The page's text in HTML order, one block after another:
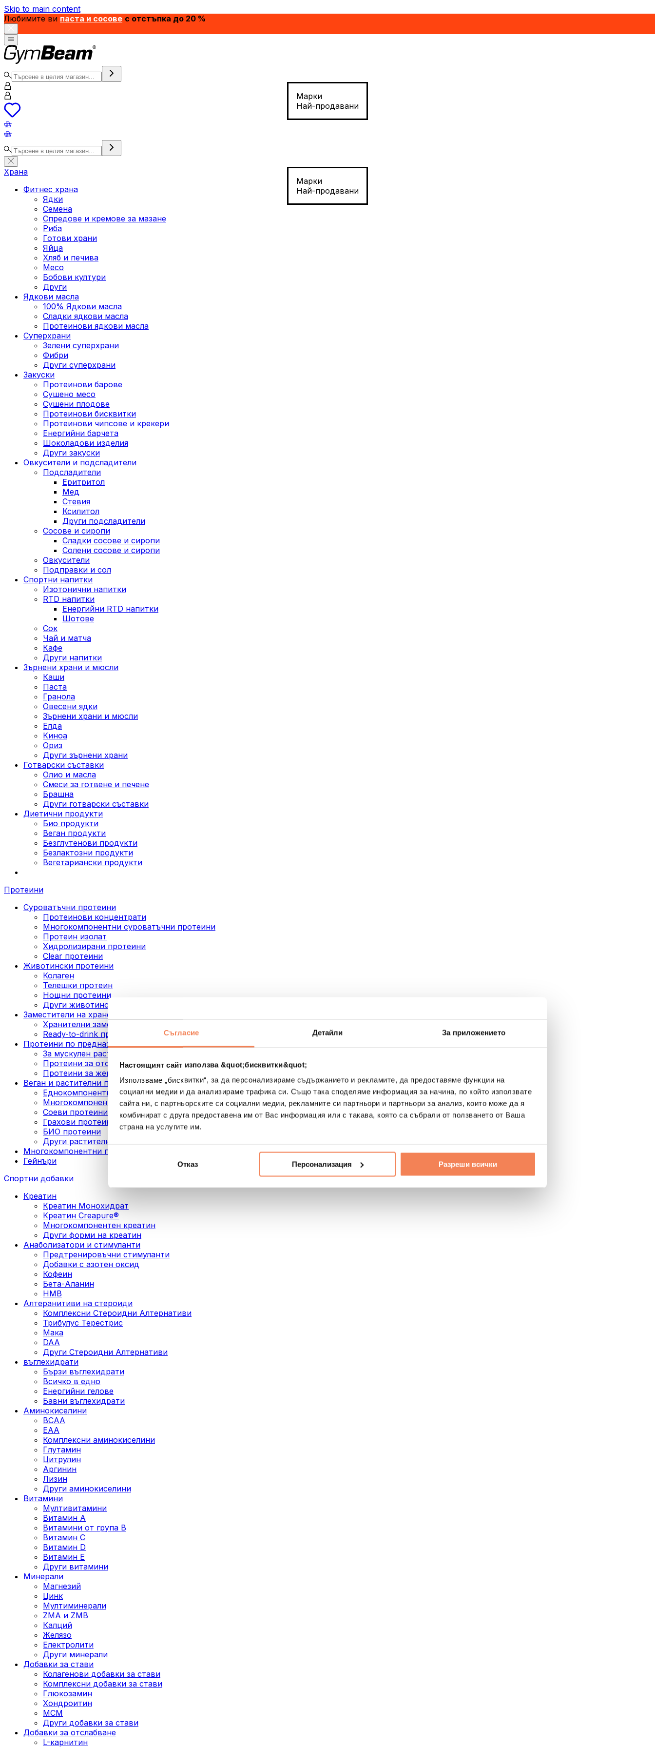
Съгласие Детайли За приложението
Настоящият сайт използва &quot;бисквитки&quot;
Използваме „бисквитки“, за да персонализираме съдържанието и рекламите, да предоставяме функции на
социални медии и да анализираме трафика си. Също така споделяме информация за начина, по който използвате
сайта ни, с партньорските си социални медии, рекламните си партньори и партньори за анализ, които може да я
комбинират с друга предоставена им от Вас информация или с такава, която са събрали от ползването от Ваша
страна на услугите им.
Отказ Персонализация Разреши всички
Skip to main content
Любимите ви паста и сосове с отстъпка до 20 %
Марки
Най-продавани
Марки
Най-продавани
Храна
Фитнес храна
Ядки
Семена
Спредове и кремове за мазане
Риба
Готови храни
Яйца
Хляб и печива
Месо
Бобови култури
Други
Ядкови масла
100% Ядкови масла
Сладки ядкови масла
Протеинови ядкови масла
Суперхрани
Зелени суперхрани
Фибри
Други суперхрани
3акуски
Протеинови бaрове
Сушено месо
Сушени плодове
Протеинови бисквитки
Протеинови чипсове и крекери
Енергийни барчета
Шоколадови изделия
Други закуски
Овкусители и подсладители
Подсладители
Еритритол
Мед
Стевия
Ксилитол
Други подсладители
Сосове и сиропи
Сладки сосове и сиропи
Солени сосове и сиропи
Овкусители
Подправки и сол
Спортни напитки
Изотонични напитки
RTD напитки
Енергийни RTD напитки
Шотове
Сок
Чай и матча
Кафе
Други напитки
Зърнени храни и мюсли
Каши
Паста
Гранола
Овесени ядки
Зърнени храни и мюсли
Елда
Киноа
Ориз
Други зърнени храни
Готварски съставки
Олио и масла
Смеси за готвене и печене
Брашна
Други готварски съставки
Диетични продукти
Био продукти
Веган продукти
Безглутенови продукти
Безлактозни продукти
Вегетариански продукти
Протеини
Суроватъчни протеини
Протеинови концентрати
Многокомпонентни суроватъчни протеини
Протеин изолат
Хидролизирани протеини
Clear протеини
Животински протеини
Колаген
Телешки протеин
Нощни протеини
Други животински протеини
Заместители на хранене
Хранителни заместители под формата на прах
Ready-to-drink протеинови напитки
Протеини по предназначение
За мускулен растеж
Протеини за отслабване
Протеини за жени
Веган и растителни протеини
Еднокомпонентни веган протеини
Многокомпонентни веган протеини
Соеви протеини
Грахови протеини
БИО протеини
Други растителни протеини
Многокомпонентни протеини
Гейнъри
Спортни добавки
Креатин
Креатин Монохидрат
Креатин Creapure®
Многокомпонентен креатин
Други форми на креатин
Анаболизатори и стимуланти
Предтренировъчни стимуланти
Добавки с азотен оксид
Кофеин
Бета-Аланин
HMB
Алтеранитиви на стероиди
Комплексни Стероидни Алтернативи
Трибулус Терестрис
Maка
DAA
Други Стероидни Алтернативи
въглехидрати
Бързи въглехидрати
Всичко в едно
Енергийни гелове
Бавни въглехидрати
Аминокиселини
BCAA
EAA
Комплексни аминокиселини
Глутамин
Цитрулин
Аргинин
Лизин
Други аминокиселини
Витамини
Мултивитамини
Витамин А
Витамини от група B
Витамин C
Витамин D
Витамин E
Други витамини
Минерали
Магнезий
Цинк
Мултиминерали
ZMA и ZMB
Калций
Желязо
Електролити
Други минерали
Добавки за стави
Колагенови добавки за стави
Комплексни добавки за стави
Глюкозамин
Хондроитин
МСМ
Други добавки за стави
Добавки за отслабване
L-карнитин